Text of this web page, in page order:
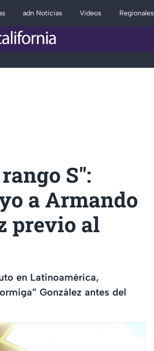
adn Noticias Videos Regionales
S":
a Armando
previo al
en Latinoamérica,
González antes del